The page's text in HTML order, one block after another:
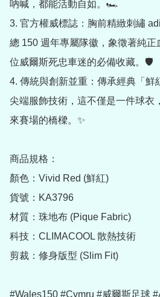
吶喊，都能活動自如。🏎️
3. 官方權威標誌：胸前精緻刺繡
總 150 週年專屬隊徽，象徵著純
位威爾斯死忠車迷的必備收藏。🛡️
4. 傳統與創新並重：傳承經典「鮮
尖端服飾技術，這不僅是一件球衣
來賽場的橋樑。✨
商品規格：
顏色：Vivid Red (鮮紅)
貨號：KA3796
材質：珠地布 (Pique Fabric)
科技：CLIMACOOL 散熱技術
剪裁：修身版型 (Slim Fit)
#Wales150 #Cymru #威爾斯足球